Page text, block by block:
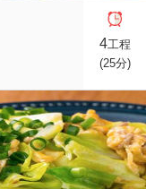
4工程
(25分)